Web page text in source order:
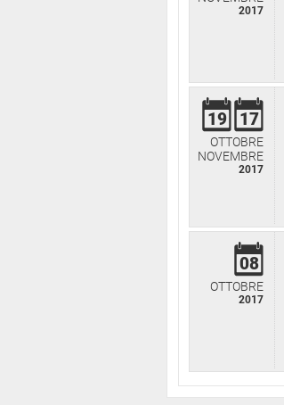
2017
19 17
OTTOBRE
NOVEMBRE
2017
08
OTTOBRE
2017